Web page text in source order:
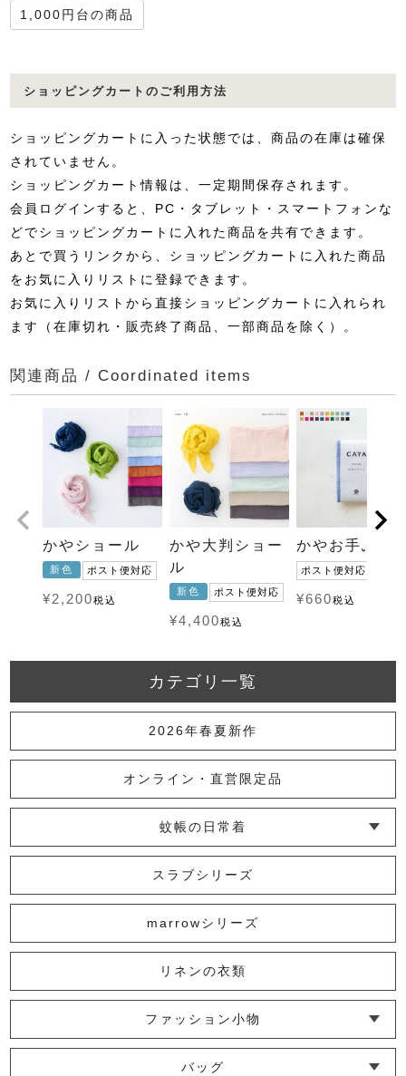
1,000円台の商品
ショッピングカートのご利用方法
ショッピングカートに入った状態では、商品の在庫は確保
されていません。
ショッピングカート情報は、一定期間保存されます。
会員ログインすると、PC・タブレット・スマートフォンな
どでショッピングカートに入れた商品を共有できます。
あとで買うリンクから、ショッピングカートに入れた商品
をお気に入りリストに登録できます。
お気に入りリストから直接ショッピングカートに入れられ
ます（在庫切れ・販売終了商品、一部商品を除く）。
関連商品 / Coordinated items
かやショール
新色 ポスト便対応
¥2,200税込
かや大判ショー
ル
新色 ポスト便対応
¥4,400税込
かやお手ふき
ポスト便対応
¥660税込
カテゴリ一覧
2026年春夏新作
オンライン・直営限定品
蚊帳の日常着
└ インナー
└ トップス
└ ワンピース
└ パンツ
└ スカート
└ 羽織りもの
└ キッズ・ベビー
スラブシリーズ
marrowシリーズ
リネンの衣類
ファッション小物
└ ショール・ストール
└ マスク
└ 靴下・アームカバー
バッグ